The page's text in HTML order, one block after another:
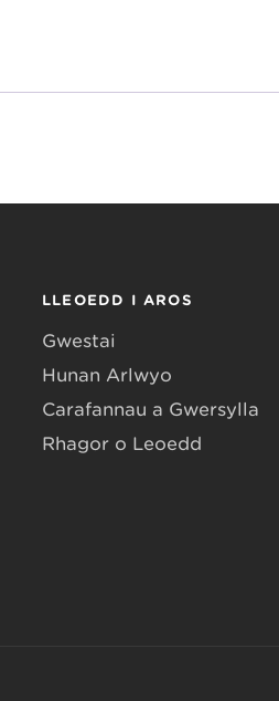
LLEOEDD I AROS
Gwestai
Hunan Arlwyo
Carafannau a Gwersylla
Rhagor o Leoedd